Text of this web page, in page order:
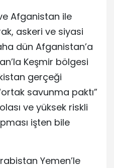
Afganistan ile
askeri ve siyasi
dün Afganistan’a
Keşmir bölgesi
gerçeği
savunma paktı”
ve yüksek riskli
işten bile
Yemen’le